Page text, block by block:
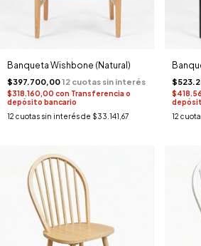
Banqueta Wishbone (Natural)
$397.700,00
$318.160,00 con Transferencia o
depósito bancario
12 cuotas sin interés de $33.141,67
12